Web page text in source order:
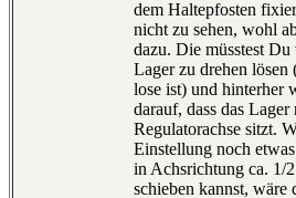
dem Haltepfosten
nicht zu sehen, wohl
dazu. Die müsstest
Lager zu drehen
lose ist) und hinterher
darauf, dass das
Regulatorachse sitzt.
Einstellung noch
in Achsrichtung ca. 1/
schieben kannst, wäre